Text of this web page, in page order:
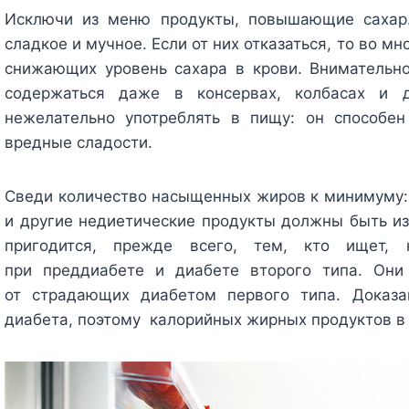
Исключи из меню продукты, повышающие
сладкое и мучное. Если от них отказаться, то во
снижающих уровень сахара в крови.
содержаться даже в консервах, колбасах
нежелательно употреблять в пищу: он
вредные сладости.
Сведи количество насыщенных жиров к
и другие недиетические продукты должны быть
пригодится, прежде всего, тем, кто ищет,
при преддиабете и диабете второго типа.
от страдающих диабетом первого типа.
диабета, поэтому калорийных жирных продуктов